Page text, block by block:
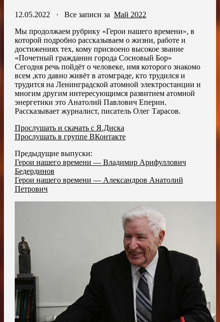
12.05.2022 · Все записи за Май 2022
Мы продолжаем рубрику «Герои нашего времени», в
которой подробно рассказываем о жизни, работе и
достижениях тех, кому присвоено высокое звание
«Почетный гражданин города Сосновый Бор»
Сегодня речь пойдёт о человеке, имя которого знакомо
всем ,кто давно живёт в атомграде, кто трудился и
трудится на Ленинградской атомной электростанции и
многим другим интересующимся развитием атомной
энергетики это Анатолий Павлович Еперин.
Рассказывает журналист, писатель Олег Тарасов.
Прослушать и скачать с Я.Диска
Прослушать в группе ВКонтакте
Предыдущие выпуски:
Герои нашего времени — Владимир Арифуллович
Бедердинов
Герои нашего времени — Александров Анатолий
Петрович